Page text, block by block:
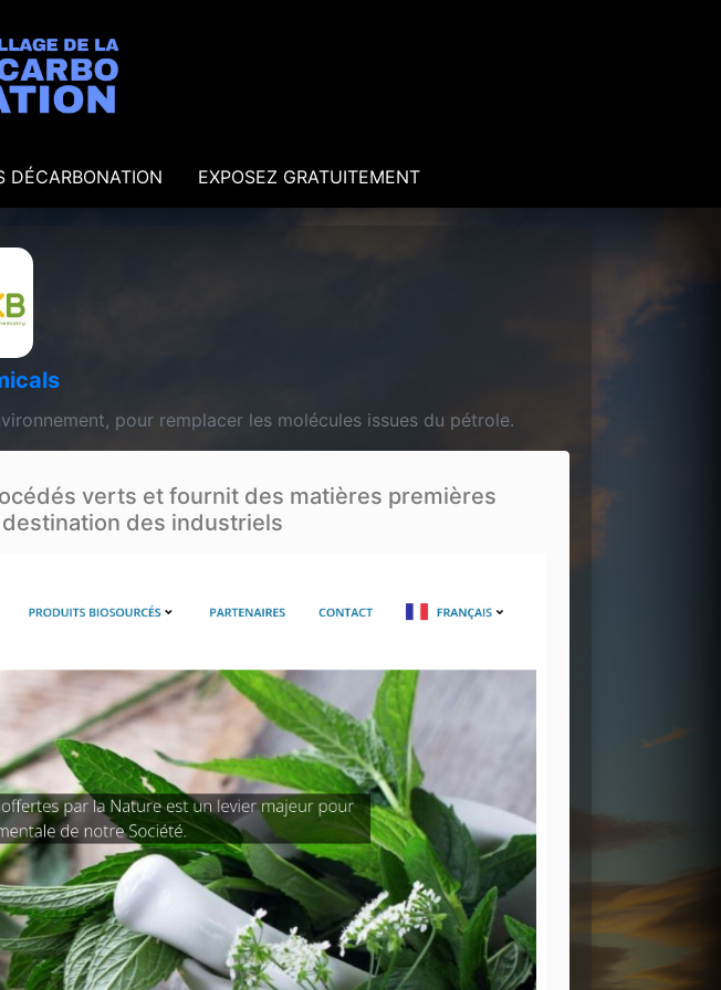
DÉCARBONATION EXPOSEZ GRATUITEMENT
pour remplacer les molécules issues du pétrole.
verts et fournit des matières premières
des industriels